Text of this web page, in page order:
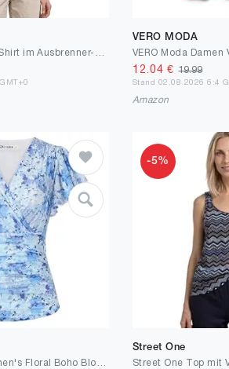
VERO MODA
12.04 €19.99
Stand 02.08.2026 6:4
Amazon
-5%
Street One